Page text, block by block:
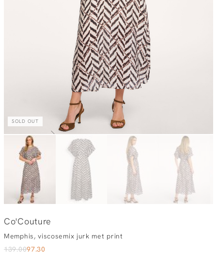
SOLD OUT
Co'Couture
Memphis, viscosemix jurk met print
139.0097.30